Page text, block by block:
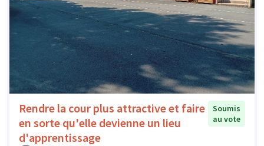
Rendre la cour plus attractive et faire
en sorte qu'elle devienne un lieu
d'apprentissage
Soumis
au vote